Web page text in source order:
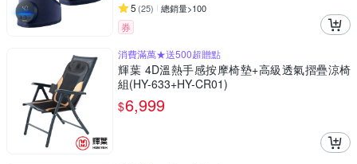
5 (25) 總銷量>100
券
消費滿萬★送500超贈點
輝葉 4D溫熱手感按摩椅墊+高級透氣摺疊涼椅
組(HY-633+HY-CR01)
$6,999